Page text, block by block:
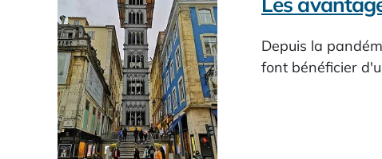
Depuis la
font bénéficier